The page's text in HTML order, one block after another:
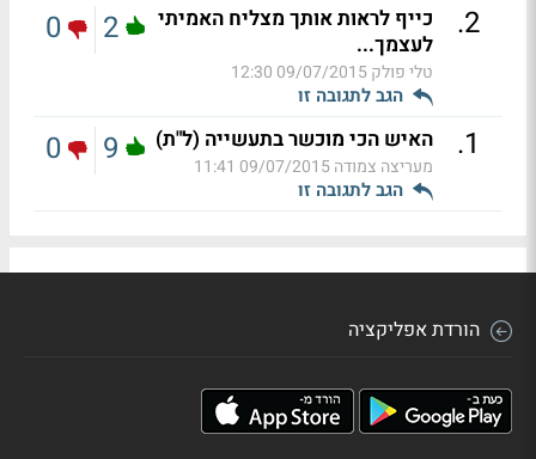
2
.
כייף לראות אותך מצליח האמיתי
לעצמך...
טלי פולק09/07/2015 12:30
הגב לתגובה זו
2
0
1
. האיש הכי מוכשר בתעשייה (ל"ת)
מעריצה צמודה09/07/2015 11:41
הגב לתגובה זו
9
0
הורדת אפליקציה